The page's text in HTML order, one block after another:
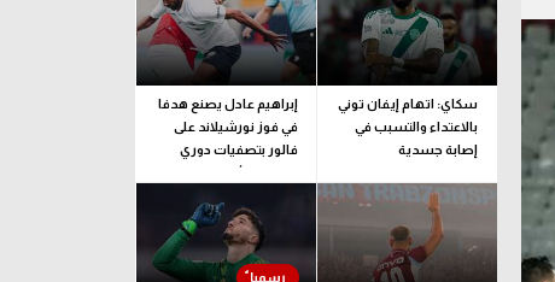
سكاي: اتهام إيفان توني
بالاعتداء والتسبب في
إصابة جسدية
إبراهيم عادل يصنع هدفا
في فوز نورشيلاند على
فالور بتصفيات دوري
المؤتمر الأوروبي